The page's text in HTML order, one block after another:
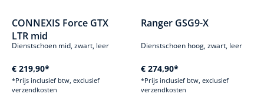
CONNEXIS Force GTX
LTR mid
Dienstschoen mid, zwart, leer
€ 219,90*
*Prijs inclusief btw, exclusief
verzendkosten
Ranger GSG9-X
Dienstschoen hoog, zwart, leer
€ 274,90*
*Prijs inclusief btw, exclusief
verzendkosten